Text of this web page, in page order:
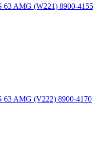
63 AMG (W221) 8900-4155
63 AMG (V222) 8900-4170